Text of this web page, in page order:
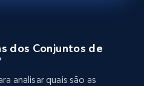
dos Conjuntos de
analisar quais são as